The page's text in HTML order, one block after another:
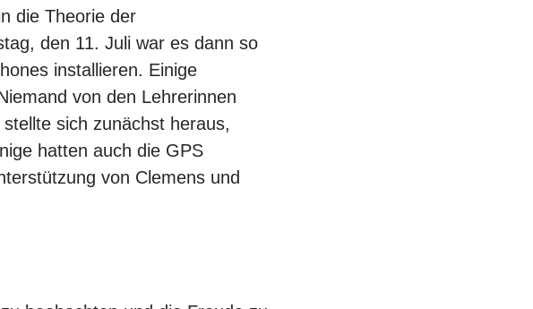
die Theorie der
den 11. Juli war es dann so
installieren. Einige
von den Lehrerinnen
sich zunächst heraus,
hatten auch die GPS
von Clemens und